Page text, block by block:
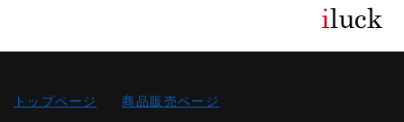
トップページ 商品販売ページ